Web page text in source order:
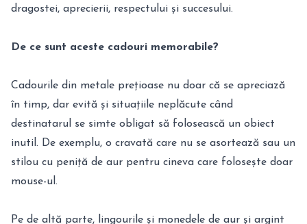
dragostei, aprecierii, respectului și succesului.
De ce sunt aceste cadouri memorabile?
Cadourile din metale prețioase nu doar că se apreciază
în timp, dar evită și situațiile neplăcute când
destinatarul se simte obligat să folosească un obiect
inutil. De exemplu, o cravată care nu se asortează sau un
stilou cu peniță de aur pentru cineva care folosește doar
mouse-ul.
Pe de altă parte, lingourile și monedele de aur și argint